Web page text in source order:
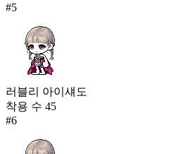
#5
러블리 아이섀도
착용 수 45
#6